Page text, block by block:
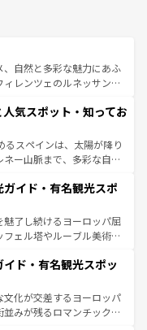
自然と多彩な魅力にあふ
ィレンツェのルネッサンス
景やアマルフィ海岸の絶
観光の合間には、本場の
ア料理を堪能することも
で、すべての瞬間を楽し
ンテンツ一覧を参照してほ
気スポット・知ってお
るスペインは、太陽が降り
ー山脈まで、多彩な自然
なフラメンコ、熱気あふ
が生活の一部となってい
雰囲気や、バルセロナの
は古代ローマ遺跡や中世
異なるスペインはその個
イド・有名観光スポ
了し続けるヨーロッパ屈
ェル塔やルーブル美術館
華麗な宮殿、歴史的な大
な自然が、訪れる者を心
美食の国としても知ら
文化遺産にも登録されて
ド・有名観光スポッ
文化が交差するヨーロッパ
みが残るロマンチック街